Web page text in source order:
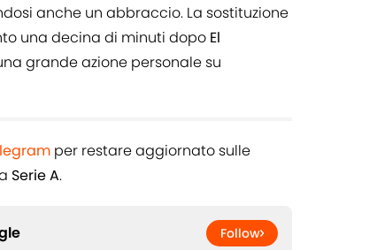
anche un abbraccio. La sostituzione
una decina di minuti dopo El
grande azione personale su
per restare aggiornato sulle
Serie A.
Follow